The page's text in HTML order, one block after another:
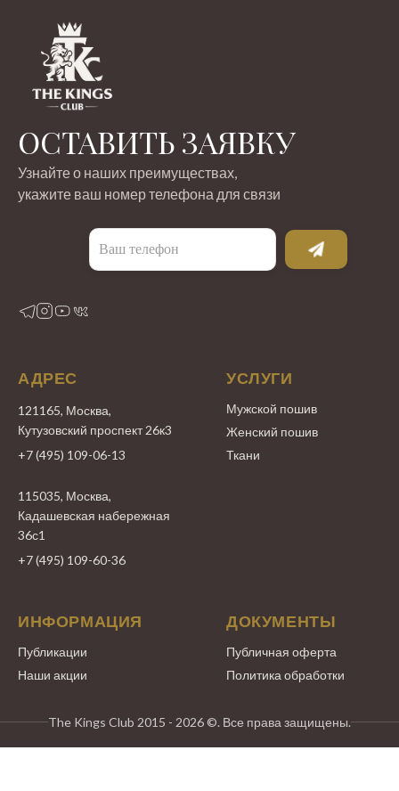
ОСТАВИТЬ ЗАЯВКУ
Узнайте о наших преимуществах,
укажите ваш номер телефона для связи
АДРЕС
121165, Москва,
Кутузовский проспект 26к3
+7 (495) 109-06-13
115035, Москва,
Кадашевская набережная
36с1
+7 (495) 109-60-36
УСЛУГИ
Мужской пошив
Женский пошив
Ткани
ИНФОРМАЦИЯ
Публикации
Наши акции
ДОКУМЕНТЫ
Публичная оферта
Политика обработки
The Kings Club 2015 - 2026 ©. Все права защищены.